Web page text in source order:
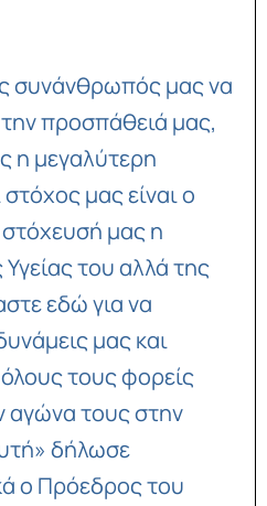
συνάνθρωπός μας να
προσπάθειά μας,
η μεγαλύτερη
στόχος μας είναι ο
μας η
του αλλά της
εδώ για να
μας και
τους φορείς
αγώνα τους στην
δήλωσε
ο Πρόεδρος του